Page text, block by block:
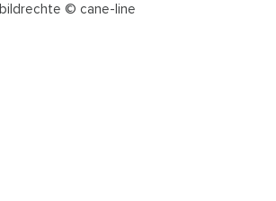
bildrechte © cane-line